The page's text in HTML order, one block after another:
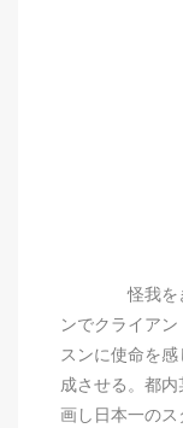
怪我をきっ
ンでクライア
スンに使命を
成させる。都
画し日本一のス